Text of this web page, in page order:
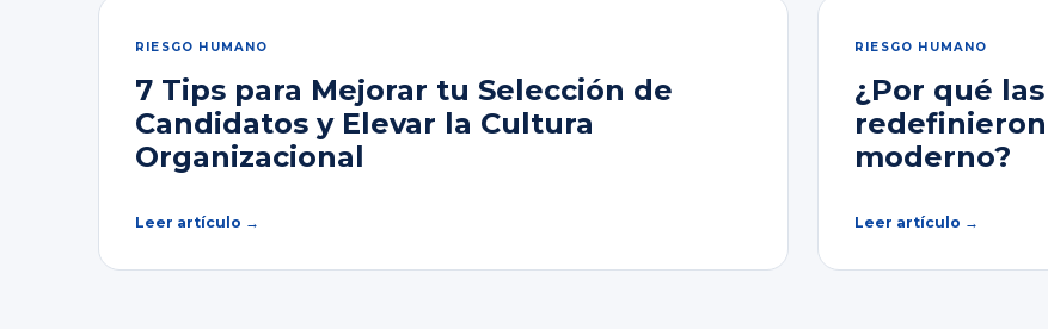
RIESGO HUMANO
7 Tips para Mejorar tu Selección de
Candidatos y Elevar la Cultura
Organizacional
Leer artículo →
RIESGO HUMANO
¿Por qué
moderno?
Leer artículo →